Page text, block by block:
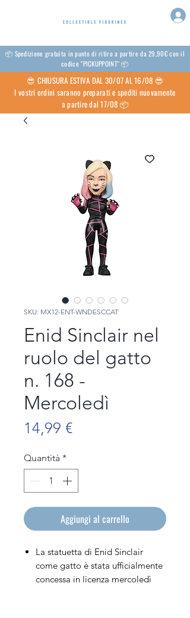
📦 Spedizione gratuita in punto di ritiro a partire da 29,90€ con il
codice "PICKUPPOINT" 📦
😎 CHIUSURA ESTIVA DAL 30/07 AL 16/08 😎
I vostri ordini saranno preparati e spediti nuovamente
a partire dal 17/08 📦
SKU: MX12-ENT-WNDESCCAT
Enid Sinclair nel
ruolo del gatto
n. 168 -
Mercoledì
14,99 €Prezzo
Quantità *
Aggiungi al carrello
La statuetta di Enid Sinclair
come gatto è stata ufficialmente
concessa in licenza mercoledì